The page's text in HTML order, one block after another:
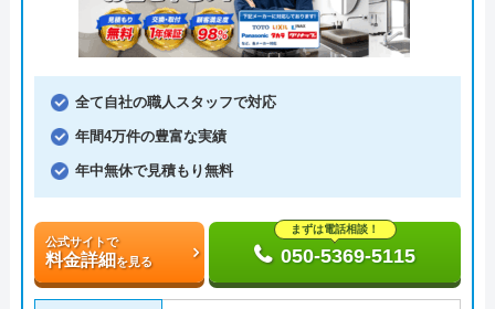
全て自社の職人スタッフで対応
年間4万件の豊富な実績
年中無休で見積もり無料
公式サイトで
料金詳細を見る
まずは電話相談！
050-5369-5115